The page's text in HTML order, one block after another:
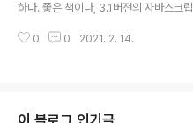
하다. 좋은 책이나, 3.1버전의 자바스크
스펙을 공부한다고해서 그게 장점이 되
d는 대응 된다. Flow control
0 0 2021. 2. 14.